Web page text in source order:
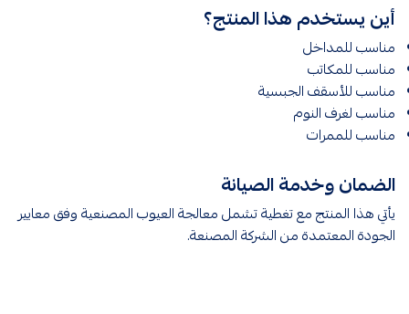
أين يستخدم هذا المنتج؟
مناسب للمداخل
مناسب للمكاتب
مناسب للأسقف الجبسية
مناسب لغرف النوم
مناسب للممرات
الضمان وخدمة الصيانة
يأتي هذا المنتج مع تغطية تشمل معالجة العيوب المصنعية وفق معايير
الجودة المعتمدة من الشركة المصنعة.